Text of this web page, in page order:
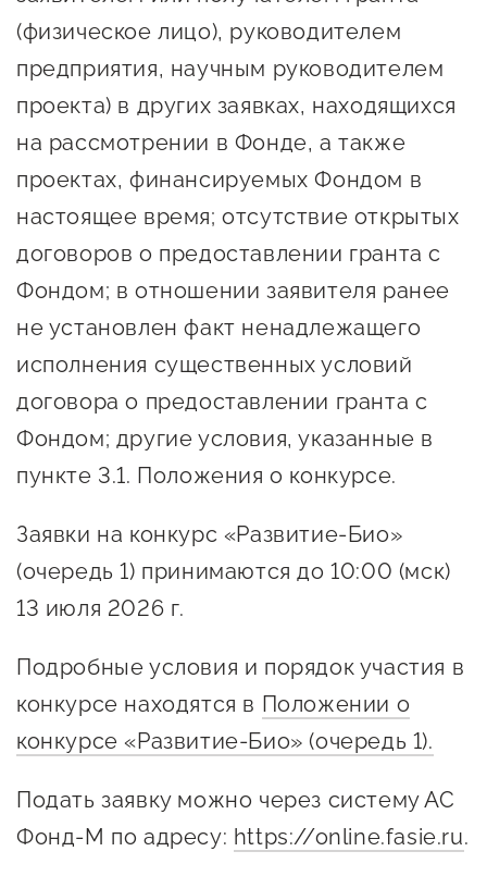
Сервисы для бизнеса
О фонде
Общая информация
Документы
Контакты
Вакансии
(физическое лицо), руководителем
предприятия, научным руководителем
проекта) в других заявках, находящихся
на рассмотрении в Фонде, а также
проектах, финансируемых Фондом в
настоящее время; отсутствие открытых
договоров о предоставлении гранта с
Фондом; в отношении заявителя ранее
не установлен факт ненадлежащего
исполнения существенных условий
договора о предоставлении гранта с
Фондом; другие условия, указанные в
пункте 3.1. Положения о конкурсе.
Заявки на конкурс «Развитие-Био»
(очередь 1) принимаются до 10:00 (мск)
13 июля 2026 г.
Подробные условия и порядок участия в
конкурсе находятся в Положении о
конкурсе «Развитие-Био» (очередь 1).
Подать заявку можно через систему АС
Фонд-М по адресу: https://online.fasie.ru.